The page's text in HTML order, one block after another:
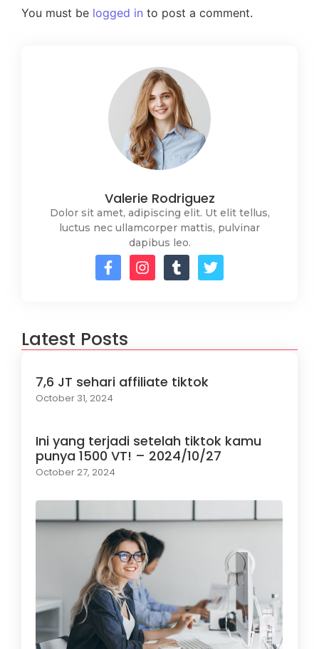
You must be logged in to post a comment.
Valerie Rodriguez
Dolor sit amet, adipiscing elit. Ut elit tellus,
luctus nec ullamcorper mattis, pulvinar
dapibus leo.
Latest Posts
7,6 JT sehari affiliate tiktok
October 31, 2024
Ini yang terjadi setelah tiktok kamu
punya 1500 VT! – 2024/10/27
October 27, 2024